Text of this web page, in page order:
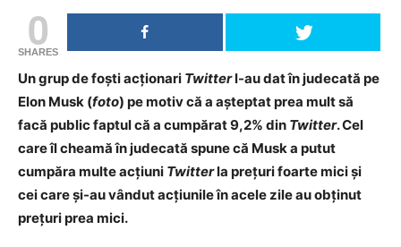
0
SHARES
Un grup de foști acționari Twitterl-au dat în judecată pe
Elon Musk (foto) pe motiv că a așteptat prea mult să
facă public faptul că a cumpărat 9,2% din Twitter. Cel
care îl cheamă în judecată spune că Musk a putut
cumpăra multe acțiuni Twitterla prețuri foarte mici și
cei care și-au vândut acțiunile în acele zile au obținut
prețuri prea mici.